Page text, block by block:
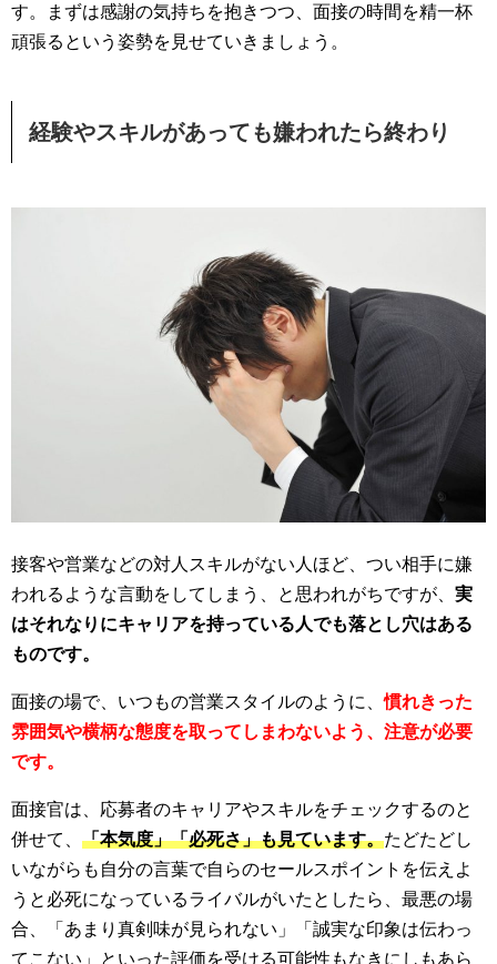
す。まずは感謝の気持ちを抱きつつ、面接の時間を精一杯
頑張るという姿勢を見せていきましょう。
経験やスキルがあっても嫌われたら終わり
接客や営業などの対人スキルがない人ほど、つい相手に嫌
われるような言動をしてしまう、と思われがちですが、 実
はそれなりにキャリアを持っている人でも落とし穴はある
ものです。
面接の場で、いつもの営業スタイルのように、慣れきった
雰囲気や横柄な態度を取ってしまわないよう、注意が必要
です。
面接官は、応募者のキャリアやスキルをチェックするのと
併せて、 「本気度」「必死さ」も見ています。たどたどし
いながらも自分の言葉で自らのセールスポイントを伝えよ
うと必死になっているライバルがいたとしたら、最悪の場
合、「あまり真剣味が見られない」「誠実な印象は伝わっ
てこない」といった評価を受ける可能性もなきにしもあら